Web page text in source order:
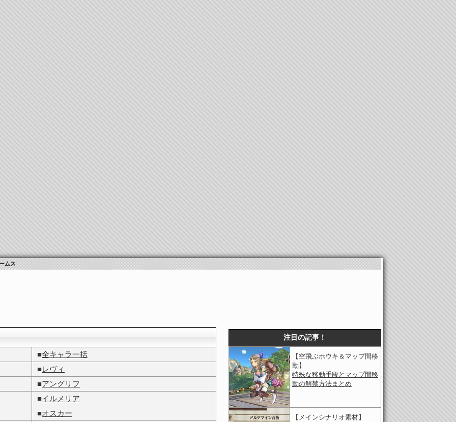
ムス
■全キャラ一括
■レヴィ
■アングリフ
■イルメリア
■オスカー
注目の記事！
【空飛ぶホウキ＆マップ間移
動】
特殊な移動手段とマップ間移
動の解禁方法まとめ
【メインシナリオ素材】